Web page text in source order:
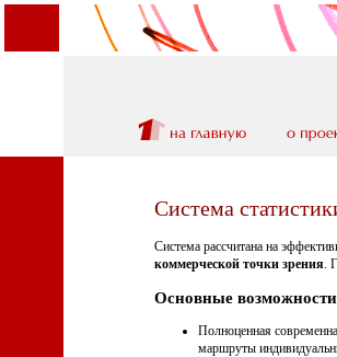
Система
Система рассчитана на
коммерческой точки зрения.
Основные
Полноценная
маршруты